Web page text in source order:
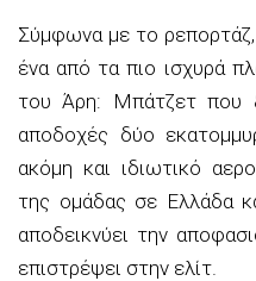
Σύμφωνα με το ρεπορτάζ,
ένα από τα πιο ισχυρά
του Άρη: Mπάτζετ που
αποδοχές δύο
ακόμη και ιδιωτικό
της ομάδας σε Ελλάδα
αποδεικνύει την
επιστρέψει στην ελίτ.